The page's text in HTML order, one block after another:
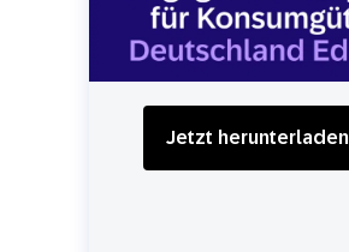
Jetzt herunterladen